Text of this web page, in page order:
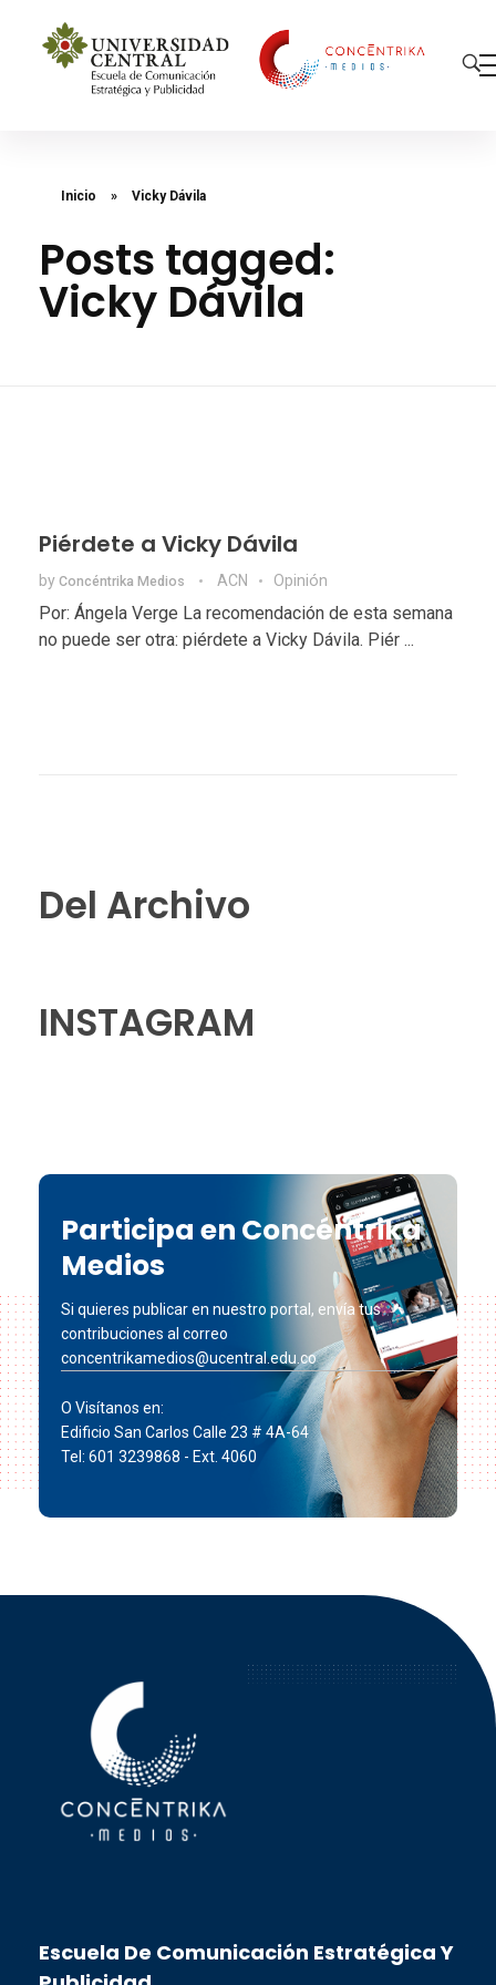
Inicio » Vicky Dávila
Posts tagged:
Vicky Dávila
Piérdete a Vicky Dávila
by Concéntrika Medios ACN Opinión
Por: Ángela Verge La recomendación de esta semana
no puede ser otra: piérdete a Vicky Dávila. Piér ...
Del Archivo
INSTAGRAM
Participa en Concéntrika
Medios
Si quieres publicar en nuestro portal, envía tus
contribuciones al correo
concentrikamedios@ucentral.edu.co
O Visítanos en:
Edificio San Carlos Calle 23 # 4A-64
Tel: 601 3239868 - Ext. 4060
Escuela De Comunicación Estratégica Y